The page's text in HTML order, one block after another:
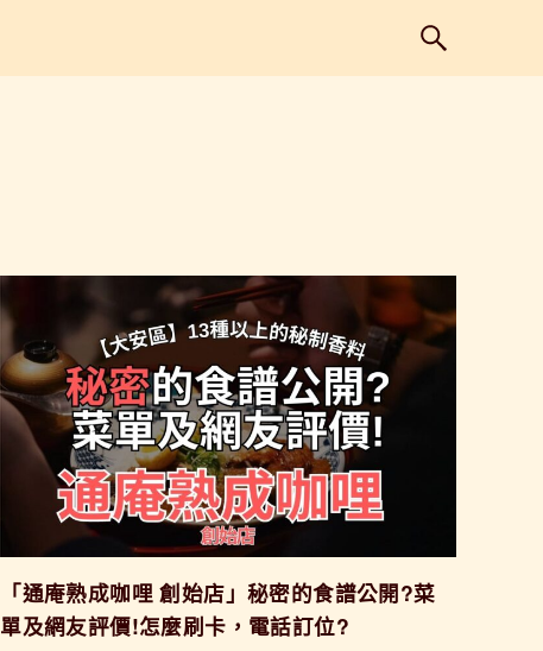
「通庵熟成咖哩 創始店」秘密的食譜公開?菜
單及網友評價!怎麼刷卡，電話訂位?